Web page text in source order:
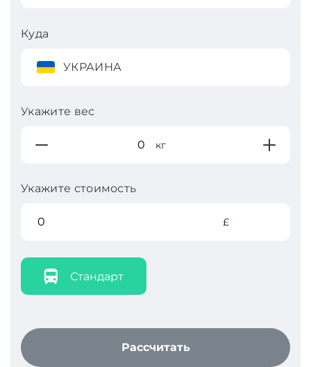
Куда
УКРАИНА
Укажите вес
кг
Укажите стоимость
£
Стандарт
Рассчитать